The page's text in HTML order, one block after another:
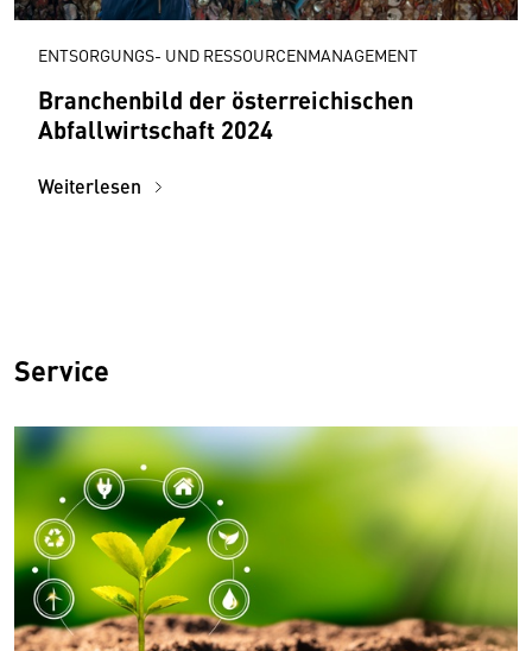
ENTSORGUNGS- UND RESSOURCENMANAGEMENT
Branchenbild der österreichischen
Abfallwirtschaft 2024
Weiterlesen
Service